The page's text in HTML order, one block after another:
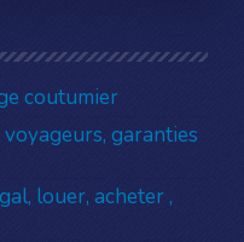
coutumier
garanties
louer, acheter ,